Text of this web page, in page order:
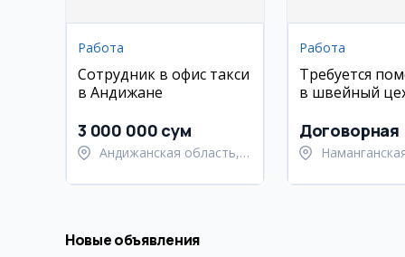
Работа
Сотрудник в офис такси
в Андижане
3 000 000 сум
Андижанская область,
Работа
Требуется
в швейный
Договорная
Новые объявления